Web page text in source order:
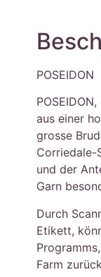
POSEIDON
aus einer
grosse
Corriedale-
und der
Garn
Durch
Etikett,
Farm